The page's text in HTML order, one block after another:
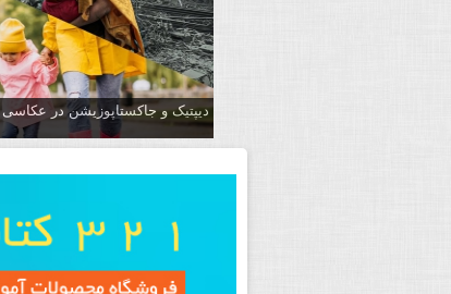
دیپتیک و جاکستا‌پوزیشن در عکاسی